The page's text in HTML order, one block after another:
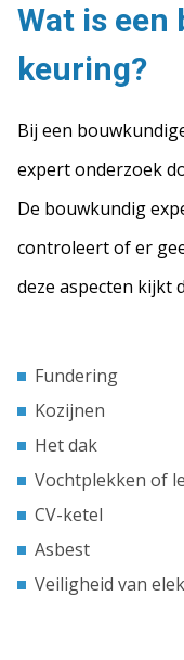
Wat is een
keuring?
Bij een
expert onderzoek
De bouwkundig
controleert of er
deze aspecten kijkt
Fundering
Kozijnen
Het dak
Vochtplekken of
CV-ketel
Asbest
Veiligheid van